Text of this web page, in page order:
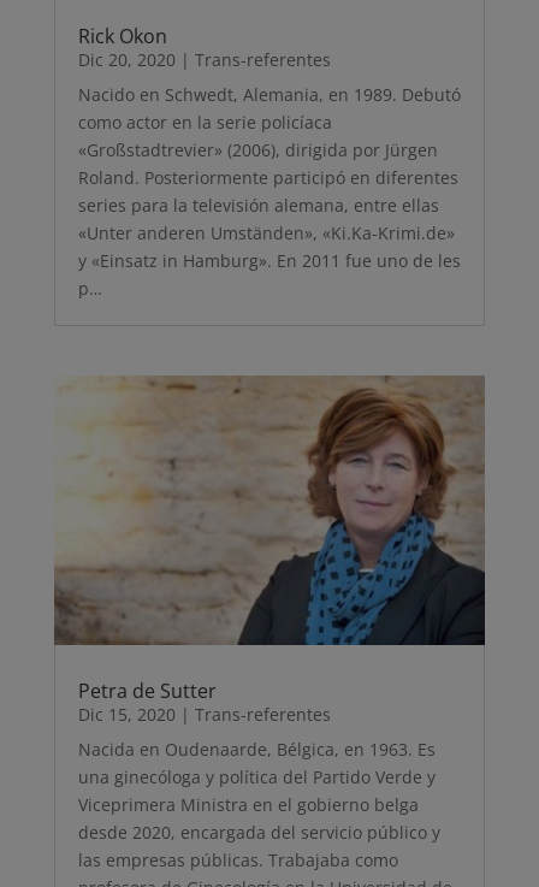
Rick Okon
Dic 20, 2020 | Trans-referentes
Nacido en Schwedt, Alemania, en 1989. Debutó
como actor en la serie policíaca
«Großstadtrevier» (2006), dirigida por Jürgen
Roland. Posteriormente participó en diferentes
series para la televisión alemana, entre ellas
«Unter anderen Umständen», «Ki.Ka-Krimi.de»
y «Einsatz in Hamburg». En 2011 fue uno de les
p…
Petra de Sutter
Dic 15, 2020 | Trans-referentes
Nacida en Oudenaarde, Bélgica, en 1963. Es
una ginecóloga y política del Partido Verde y
Viceprimera Ministra en el gobierno belga
desde 2020, encargada del servicio público y
las empresas públicas. Trabajaba como